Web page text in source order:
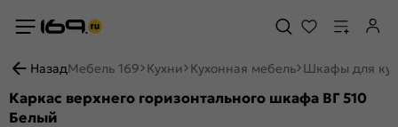
НазадМебель 169 Кухни Кухонная мебель Шкафы для
Каркас верхнего горизонтального шкафа ВГ 510
Белый